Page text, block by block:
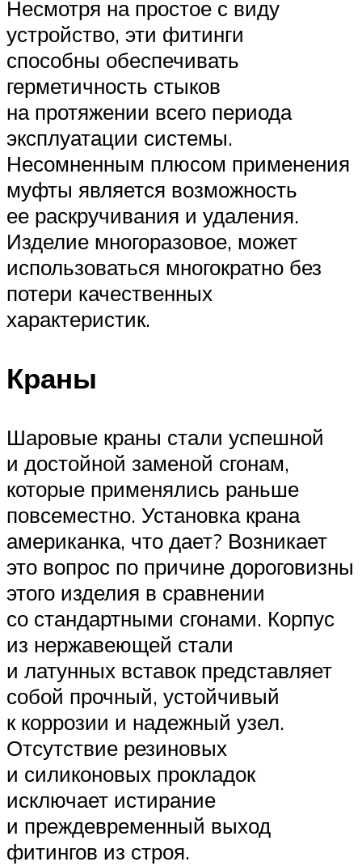
Несмотря на простое с виду
устройство, эти фитинги
способны обеспечивать
герметичность стыков
на протяжении всего периода
эксплуатации системы.
Несомненным плюсом применения
муфты является возможность
ее раскручивания и удаления.
Изделие многоразовое, может
использоваться многократно без
потери качественных
характеристик.
Краны
Шаровые краны стали успешной
и достойной заменой сгонам,
которые применялись раньше
повсеместно. Установка крана
американка, что дает? Возникает
это вопрос по причине дороговизны
этого изделия в сравнении
со стандартными сгонами. Корпус
из нержавеющей стали
и латунных вставок представляет
собой прочный, устойчивый
к коррозии и надежный узел.
Отсутствие резиновых
и силиконовых прокладок
исключает истирание
и преждевременный выход
фитингов из строя.